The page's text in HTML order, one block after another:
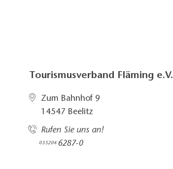
Tourismusverband Fläming e.V.
Zum Bahnhof 9
14547 Beelitz
Rufen Sie uns an!
033204 6287-0